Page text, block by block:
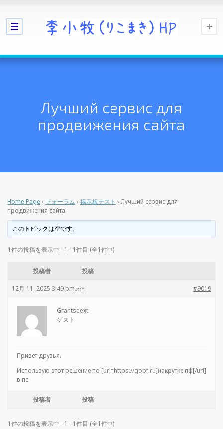
Лучший сервис для
продвижения сайта
Home Page › フォーラム › 掲示板テスト › Лучший сервис для
продвижения сайта
このトピックは空です。
1件の投稿を表示中 - 1 - 1件目 (全1件中)
投稿者 投稿
12月 11, 2025 3:49 pm #9019
返信
Grantseext
ゲスト
Привет друзья.
Использую этот решение по [url=https://gopf.ru]накрутке пф[/url]
в пс
投稿者 投稿
1件の投稿を表示中 - 1 - 1件目 (全1件中)